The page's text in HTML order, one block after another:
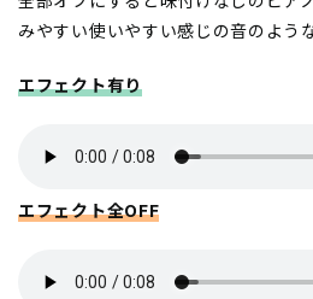
みやすい使いやすい感じの音のよう
エフェクト有り
エフェクト全OFF